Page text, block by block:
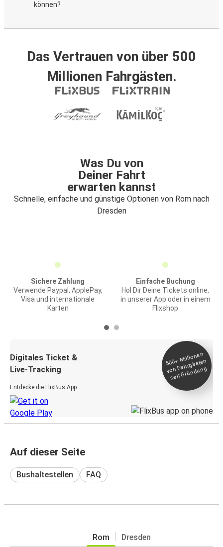
können?
Das Vertrauen von über 500
Millionen Fahrgästen.
Was Du von
Deiner Fahrt
erwarten kannst
Schnelle, einfache und günstige Optionen von Rom nach
Dresden
Sichere Zahlung
Verwende Paypal, ApplePay,
Visa und internationale
Karten
Einfache Buchung
Hol Dir Deine Tickets online,
in unserer App oder in einem
Flixshop
Digitales Ticket &
Live-Tracking
Entdecke die FlixBus App
500+
Millionen
von Fahrgästen
seit
Gründung
Auf dieser Seite
Bushaltestellen FAQ
Rom Dresden